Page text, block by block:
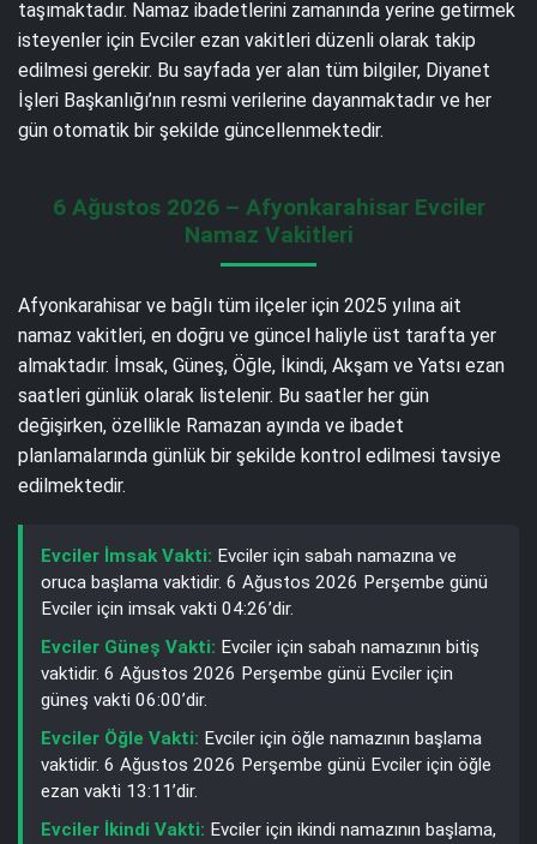
taşımaktadır. Namaz ibadetlerini zamanında yerine getirmek
isteyenler için Evciler ezan vakitleri düzenli olarak takip
edilmesi gerekir. Bu sayfada yer alan tüm bilgiler, Diyanet
İşleri Başkanlığı’nın resmi verilerine dayanmaktadır ve her
gün otomatik bir şekilde güncellenmektedir.
6 Ağustos 2026 – Afyonkarahisar Evciler
Namaz Vakitleri
Afyonkarahisar ve bağlı tüm ilçeler için 2025 yılına ait
namaz vakitleri, en doğru ve güncel haliyle üst tarafta yer
almaktadır. İmsak, Güneş, Öğle, İkindi, Akşam ve Yatsı ezan
saatleri günlük olarak listelenir. Bu saatler her gün
değişirken, özellikle Ramazan ayında ve ibadet
planlamalarında günlük bir şekilde kontrol edilmesi tavsiye
edilmektedir.
Evciler İmsak Vakti: Evciler için sabah namazına ve
oruca başlama vaktidir. 6 Ağustos 2026 Perşembe günü
Evciler için imsak vakti 04:26’dir.
Evciler Güneş Vakti: Evciler için sabah namazının bitiş
vaktidir. 6 Ağustos 2026 Perşembe günü Evciler için
güneş vakti 06:00’dir.
Evciler Öğle Vakti: Evciler için öğle namazının başlama
vaktidir. 6 Ağustos 2026 Perşembe günü Evciler için öğle
ezan vakti 13:11’dir.
Evciler İkindi Vakti: Evciler için ikindi namazının başlama,